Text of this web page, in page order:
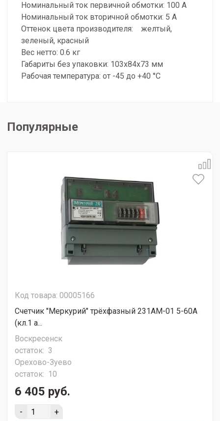
Номинальный ток первичной обмотки: 100 А
Номинальный ток вторичной обмотки: 5 А
Оттенок цвета производителя: желтый,
зеленый, красный
Вес нетто: 0.6 кг
Габариты без упаковки: 103х84х73 мм
Рабочая температура: от -45 до +40 °С
Популярные
Код товара: 00005166
Счетчик "Меркурий" трёхфазный 231АМ-01 5-60А
(кл.1 а...
Воскресенск
остаток: 3
Орехово-Зуево
остаток: 10
6 405 руб.
- +